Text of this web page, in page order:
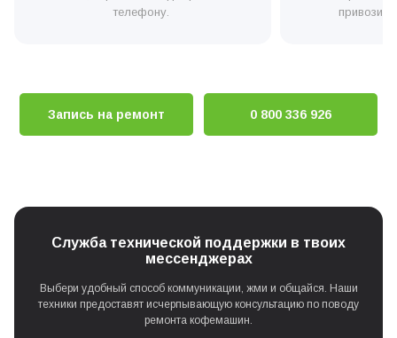
телефону.
Запись на ремонт 0 800 336 926
Служба технической поддержки в твоих
мессенджерах
Выбери удобный способ коммуникации, жми и общайся. Наши
техники предоставят исчерпывающую консультацию по поводу
ремонта кофемашин.